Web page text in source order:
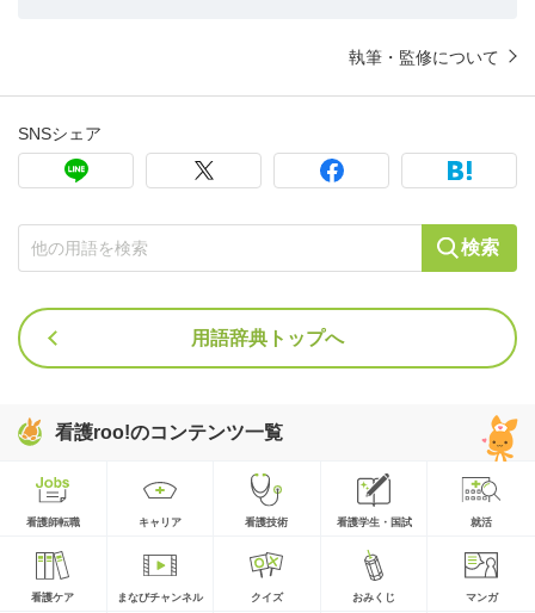
執筆・監修について
SNSシェア
検索
用語辞典トップへ
看護roo!のコンテンツ一覧
看護師転職 キャリア 看護技術 看護学生・国試 就活
看護ケア まなびチャンネル クイズ おみくじ マンガ